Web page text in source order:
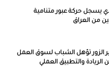
يسجل حركة عبور متنامية
من العراق
الزور تؤهل الشباب لسوق العمل
الريادة والتطبيق العملي